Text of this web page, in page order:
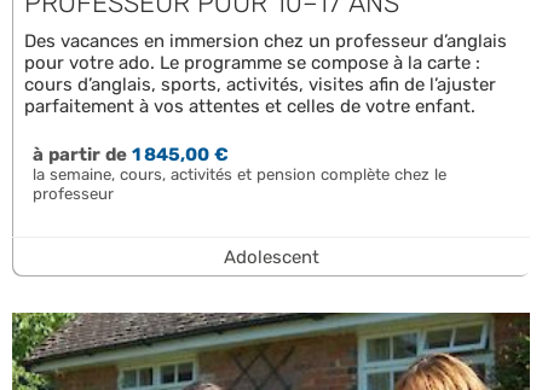
Des vacances en immersion chez un professeur d’anglais
pour votre ado. Le programme se compose à la carte :
cours d’anglais, sports, activités, visites afin de l’ajuster
parfaitement à vos attentes et celles de votre enfant.
à partir de1 845,00 €
la semaine, cours, activités et pension complète chez le
professeur
Adolescent